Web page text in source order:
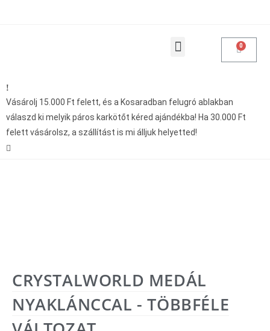
Vásárolj 15.000 Ft felett, és a Kosaradban felugró ablakban
válaszd ki melyik páros karkötőt kéred ajándékba! Ha 30.000 Ft
felett vásárolsz, a szállítást is mi álljuk helyetted!
CRYSTALWORLD MEDÁL
NYAKLÁNCCAL - TÖBBFÉLE